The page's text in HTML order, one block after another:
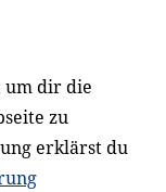
wir eng
um dir die
zu
erklärst du